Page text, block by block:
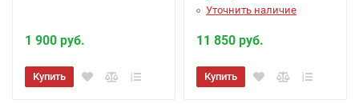
1 900 руб.
Купить
Уточнить наличие
11 850 руб.
Купить